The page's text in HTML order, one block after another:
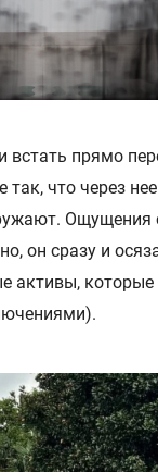
встать прямо
так, что через
он сразу и
активы,